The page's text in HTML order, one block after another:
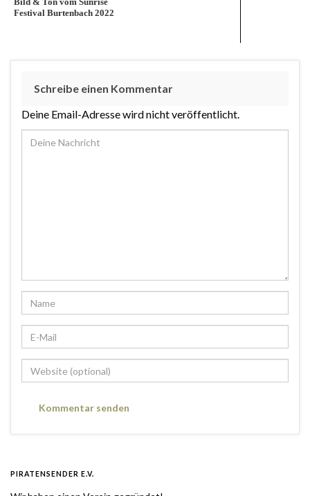
Festival Burtenbach 2022
Schreibe einen Kommentar
Deine Email-Adresse wird nicht veröffentlicht.
PIRATENSENDER E.V.